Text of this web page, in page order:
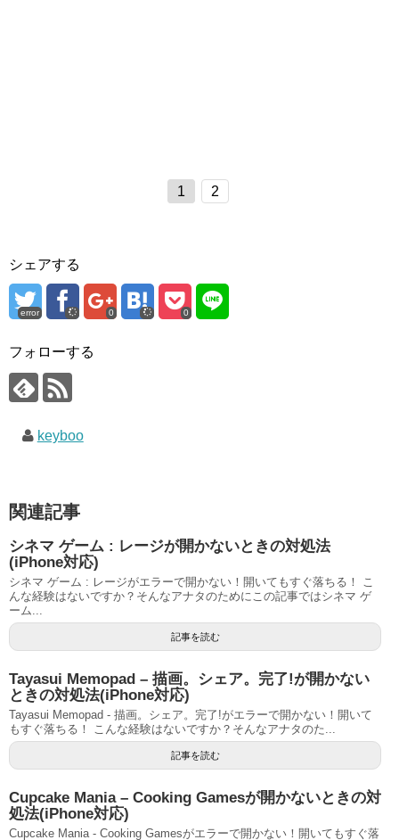
1 2
シェアする
error 0 0
フォローする
keyboo
関連記事
シネマ ゲーム : レージが開かないときの対処法
(iPhone対応)
シネマ ゲーム : レージがエラーで開かない！開いてもすぐ落ちる！ こ
んな経験はないですか？そんなアナタのためにこの記事ではシネマ ゲ
ーム...
記事を読む
Tayasui Memopad – 描画。シェア。完了!が開かない
ときの対処法(iPhone対応)
Tayasui Memopad - 描画。シェア。完了!がエラーで開かない！開いて
もすぐ落ちる！ こんな経験はないですか？そんなアナタのた...
記事を読む
Cupcake Mania – Cooking Gamesが開かないときの対
処法(iPhone対応)
Cupcake Mania - Cooking Gamesがエラーで開かない！開いてもすぐ落